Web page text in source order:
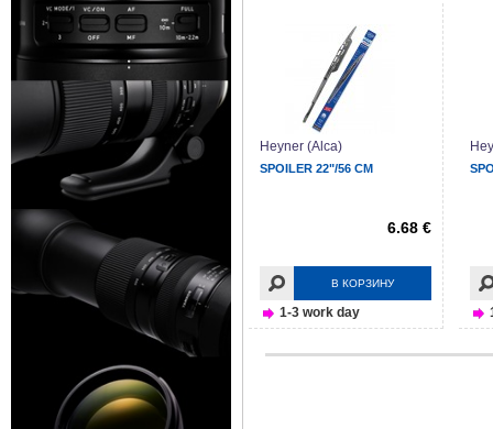
Heyner (Alca)
SPOILER 22"/56 CM
6.68 €
В КОРЗИНУ
1-3 work day